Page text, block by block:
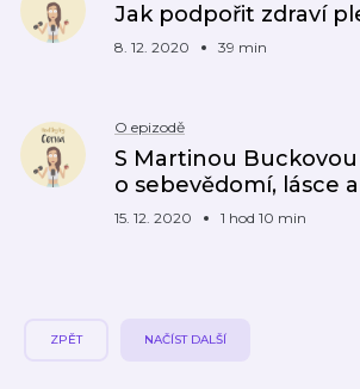
Jak podpořit zdraví
8. 12. 2020 39 min
O epizodě
S Martinou
o sebevědomí, lásce
15. 12. 2020 1 hod 10 min
ZPĚT NAČÍST DALŠÍ